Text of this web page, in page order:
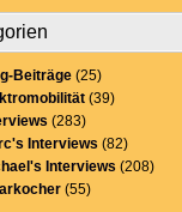
Beiträge (25)
(39)
(283)
Interviews (82)
Interviews (208)
(55)